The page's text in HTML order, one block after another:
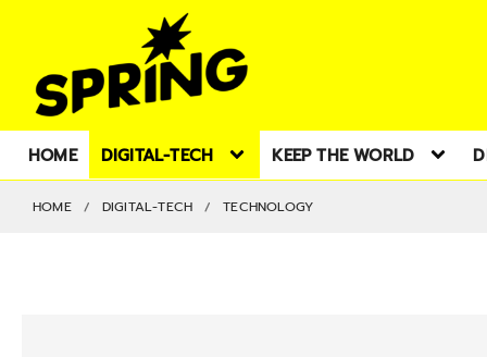
HOME DIGITAL-TECH KEEP THE WORLD
HOME DIGITAL-TECH TECHNOLOGY